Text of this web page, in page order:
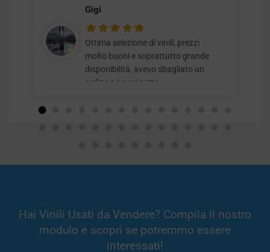
Gigi
Ottima selezione di vinili, prezzi
molto buoni e soprattutto grande
disponibilità, avevo sbagliato un
ordine e Leggi tutto
Hai Vinili Usati da Vendere? Compila il nostro
modulo e scopri se potremmo essere
interessati!